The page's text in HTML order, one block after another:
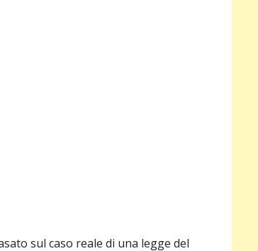
sul caso reale di una legge del